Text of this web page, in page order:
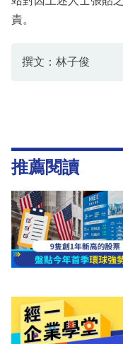
責。
撰文：林子俊
推薦閱讀